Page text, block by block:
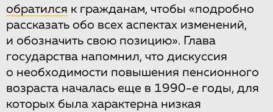
обратился к гражданам, чтобы «подробно
рассказать обо всех аспектах изменений,
и обозначить свою позицию». Глава
государства напомнил, что дискуссия
о необходимости повышения пенсионного
возраста началась еще в 1990-е годы, для
которых была характерна низкая